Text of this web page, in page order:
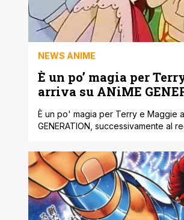
NEWS ANIME
È un po’ magia per
arriva su ANiME
È un po' magia per Terry e Maggie
GENERATION, successivamente al
classico che ancora oggi abbraccia
generazioni in Italia. Non è da meno
recente nel catalogo anche se
completamente opposte. L'anime è